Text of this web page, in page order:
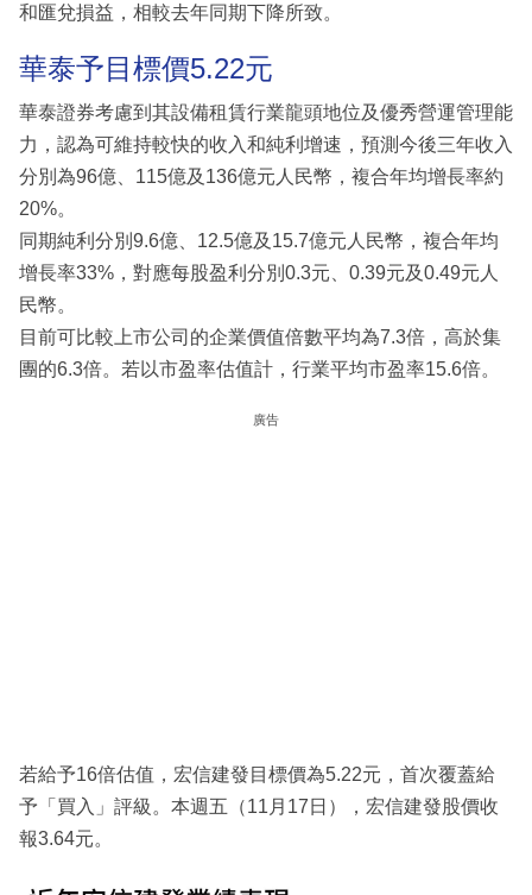
和匯兌損益，相較去年同期下降所致。
華泰予目標價5.22元
華泰證券考慮到其設備租賃行業龍頭地位及優秀營運管理能
力，認為可維持較快的收入和純利增速，預測今後三年收入
分別為96億、115億及136億元人民幣，複合年均增長率約
20%。
同期純利分別9.6億、12.5億及15.7億元人民幣，複合年均
增長率33%，對應每股盈利分別0.3元、0.39元及0.49元人
民幣。
目前可比較上市公司的企業價值倍數平均為7.3倍，高於集
團的6.3倍。若以市盈率估值計，行業平均市盈率15.6倍。
廣告
若給予16倍估值，宏信建發目標價為5.22元，首次覆蓋給
予「買入」評級。本週五（11月17日），宏信建發股價收
報3.64元。